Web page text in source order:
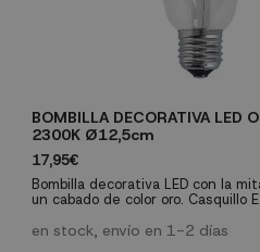
BOMBILLA DECORATIVA LED
2300K Ø12,5cm
17,95€
Bombilla decorativa LED con la
un cabado de color oro. Casquillo
proporcionará una luz cálida de
en stock, envío en 1-2 días